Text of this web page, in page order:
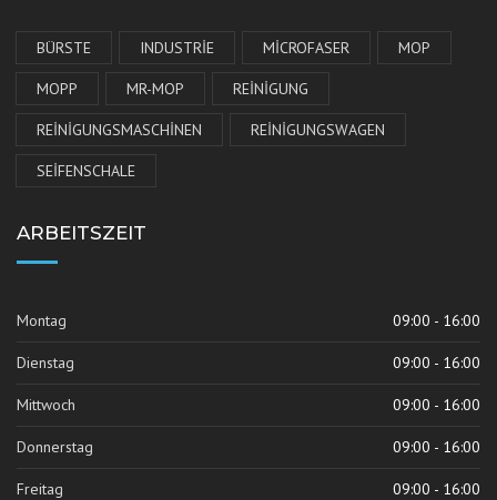
BÜRSTE INDUSTRIE MICROFASER MOP
MOPP MR-MOP REINIGUNG
REINIGUNGSMASCHINEN REINIGUNGSWAGEN
SEIFENSCHALE
ARBEITSZEIT
Montag 09:00 - 16:00
Dienstag 09:00 - 16:00
Mittwoch 09:00 - 16:00
Donnerstag 09:00 - 16:00
Freitag 09:00 - 16:00